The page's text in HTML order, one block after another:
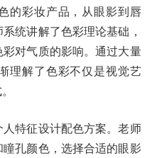
的彩妆产品，从眼影到唇
统讲解了色彩理论基础，
对气质的影响。通过大量
理解了色彩不仅是视觉艺
特征设计配色方案。老师
孔颜色，选择合适的眼影